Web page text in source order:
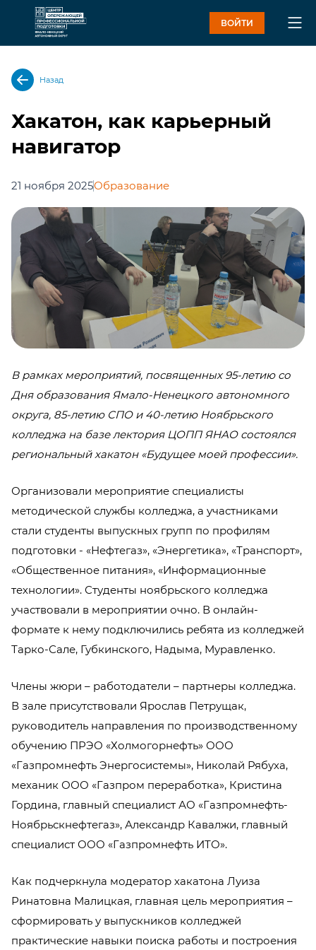
ВОЙТИ
Назад
Хакатон, как карьерный
навигатор
21 ноября 2025Образование
В рамках мероприятий, посвященных 95-летию со
Дня образования Ямало-Ненецкого автономного
округа, 85-летию СПО и 40-летию Ноябрьского
колледжа на базе лектория ЦОПП ЯНАО состоялся
региональный хакатон «Будущее моей профессии».
Организовали мероприятие специалисты
методической службы колледжа, а участниками
стали студенты выпускных групп по профилям
подготовки - «Нефтегаз», «Энергетика», «Транспорт»,
«Общественное питания», «Информационные
технологии». Студенты ноябрьского колледжа
участвовали в мероприятии очно. В онлайн-
формате к нему подключились ребята из колледжей
Тарко-Сале, Губкинского, Надыма, Муравленко.
Члены жюри – работодатели – партнеры колледжа.
В зале присутствовали Ярослав Петрущак,
руководитель направления по производственному
обучению ПРЭО «Холмогорнефть» ООО
«Газпромнефть Энергосистемы», Николай Рябуха,
механик ООО «Газпром переработка», Кристина
Гордина, главный специалист АО «Газпромнефть-
Ноябрьскнефтегаз», Александр Кавалжи, главный
специалист ООО «Газпромнефть ИТО».
Как подчеркнула модератор хакатона Луиза
Ринатовна Малицкая, главная цель мероприятия –
сформировать у выпускников колледжей
практические навыки поиска работы и построения